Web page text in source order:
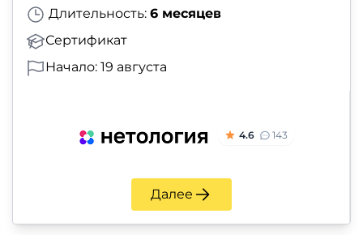
Длительность: 6 месяцев
Сертификат
Начало: 19 августа
4.6 143
Далее